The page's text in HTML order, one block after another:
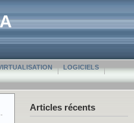
LOGICIELS
Articles récents